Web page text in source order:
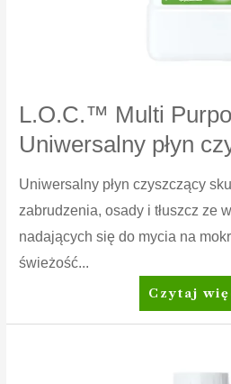
L.O.C.™ Multi
Uniwersalny płyn
Uniwersalny płyn czyszczący
zabrudzenia, osady i tłuszcz ze
nadających się do mycia na
świeżość...
L.O.C.™
Multi
Czytaj